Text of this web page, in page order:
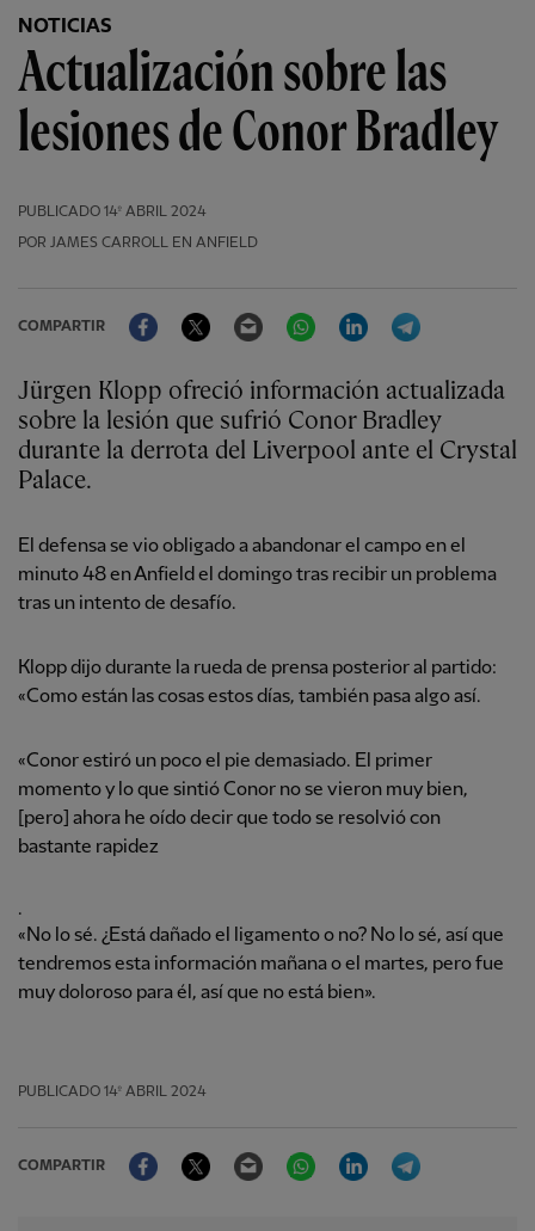
NOTICIAS
Actualización sobre las
lesiones de Conor Bradley
PUBLICADO 14º ABRIL 2024
POR JAMES CARROLL EN ANFIELD
COMPARTIR
FacebookTwitter Email WhatsAppLinkedIn
Jürgen Klopp ofreció información actualizada
sobre la lesión que sufrió Conor Bradley
durante la derrota del Liverpool ante el Crystal
Palace.
El defensa se vio obligado a abandonar el campo en el
minuto 48 en Anfield el domingo tras recibir un problema
tras un intento de desafío.
Klopp dijo durante la rueda de prensa posterior al partido:
«Como están las cosas estos días, también pasa algo así.
«Conor estiró un poco el pie demasiado. El primer
momento y lo que sintió Conor no se vieron muy bien,
[pero] ahora he oído decir que todo se resolvió con
bastante rapidez
.
«No lo sé. ¿Está dañado el ligamento o no? No lo sé, así que
tendremos esta información mañana o el martes, pero fue
muy doloroso para él, así que no está bien».
PUBLICADO 14º ABRIL 2024
COMPARTIR
FacebookTwitter Email WhatsAppLinkedIn